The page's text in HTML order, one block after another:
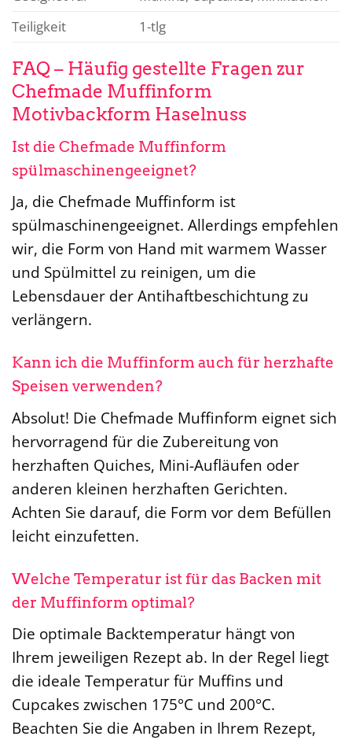
Teiligkeit
1-tlg
FAQ – Häufig gestellte Fragen zur
Chefmade Muffinform
Motivbackform Haselnuss
Ist die Chefmade Muffinform
spülmaschinengeeignet?
Ja, die Chefmade Muffinform ist
spülmaschinengeeignet. Allerdings empfehlen
wir, die Form von Hand mit warmem Wasser
und Spülmittel zu reinigen, um die
Lebensdauer der Antihaftbeschichtung zu
verlängern.
Kann ich die Muffinform auch für herzhafte
Speisen verwenden?
Absolut! Die Chefmade Muffinform eignet sich
hervorragend für die Zubereitung von
herzhaften Quiches, Mini-Aufläufen oder
anderen kleinen herzhaften Gerichten.
Achten Sie darauf, die Form vor dem Befüllen
leicht einzufetten.
Welche Temperatur ist für das Backen mit
der Muffinform optimal?
Die optimale Backtemperatur hängt von
Ihrem jeweiligen Rezept ab. In der Regel liegt
die ideale Temperatur für Muffins und
Cupcakes zwischen 175°C und 200°C.
Beachten Sie die Angaben in Ihrem Rezept,